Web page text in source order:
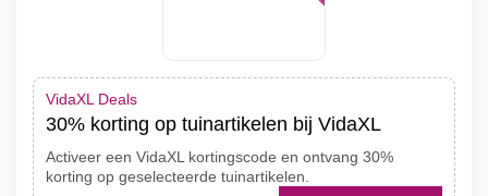
VidaXL Deals
30% korting op tuinartikelen bij VidaXL
Activeer een VidaXL kortingscode en ontvang 30%
korting op geselecteerde tuinartikelen.